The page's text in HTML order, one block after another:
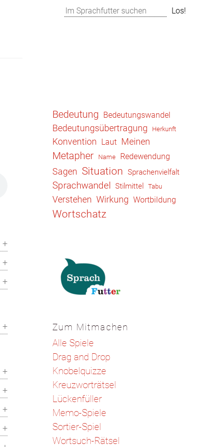
Suchen Los!
Bedeutung Bedeutungswandel
Bedeutungsübertragung Herkunft
Konvention Laut Meinen
Metapher Name Redewendung
Sagen Situation Sprachenvielfalt
Sprachwandel Stilmittel Tabu
Verstehen Wirkung Wortbildung
Wortschatz
Zum Mitmachen
Alle Spiele
Drag and Drop
Knobelquizze
Kreuzworträtsel
Lückenfüller
Memo-Spiele
Sortier-Spiel
Wortsuch-Rätsel